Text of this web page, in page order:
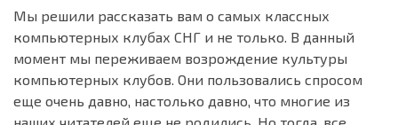
Мы решили рассказать вам о самых классных
компьютерных клубах СНГ и не только. В данный
момент мы переживаем возрождение культуры
компьютерных клубов. Они пользовались спросом
еще очень давно, настолько давно, что многие из